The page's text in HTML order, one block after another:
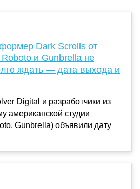
Dark Scrolls от
и Gunbrella не
ждать — дата выхода и
Digital и разработчики из
американской студии
Gunbrella) объявили дату